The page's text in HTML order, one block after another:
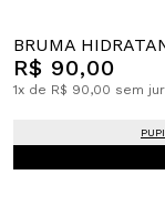
BRUMA
R$ 90,00
1x de R$ 90,00 sem